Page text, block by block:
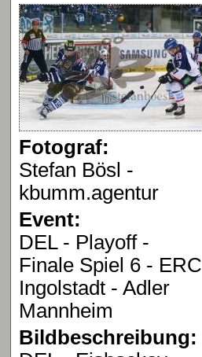
Fotograf:
Stefan Bösl -
kbumm.agentur
Event:
DEL - Playoff -
Finale Spiel 6 - ERC
Ingolstadt - Adler
Mannheim
Bildbeschreibung: